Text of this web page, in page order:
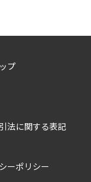
プ
法に関する表記
ーポリシー